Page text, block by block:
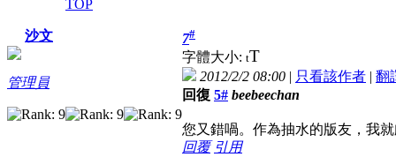
TOP
沙文
管理員
7#
字體大小: tT
2012/2/2 08:00 | 只看該作者 | 翻
回復 5# beebeechan
您又錯喎。作為抽水的版友，我
回覆 引用